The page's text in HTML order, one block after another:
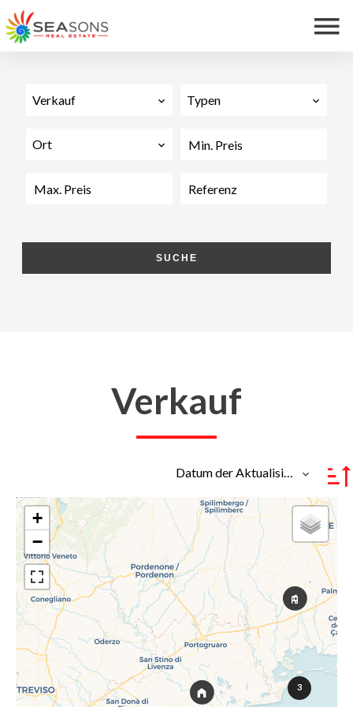
Verkauf Typen
Ort
SUCHE
Verkauf
Datum der Aktualisierung
3
+
−